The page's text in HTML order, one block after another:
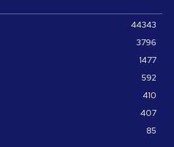
44343
3796
1477
592
410
407
85